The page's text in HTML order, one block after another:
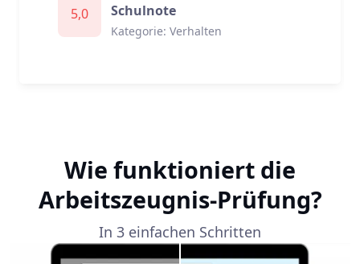
5,0 Schulnote
Kategorie: Verhalten
Wie funktioniert die
Arbeitszeugnis-Prüfung?
In 3 einfachen Schritten
Bildvergleich Slider